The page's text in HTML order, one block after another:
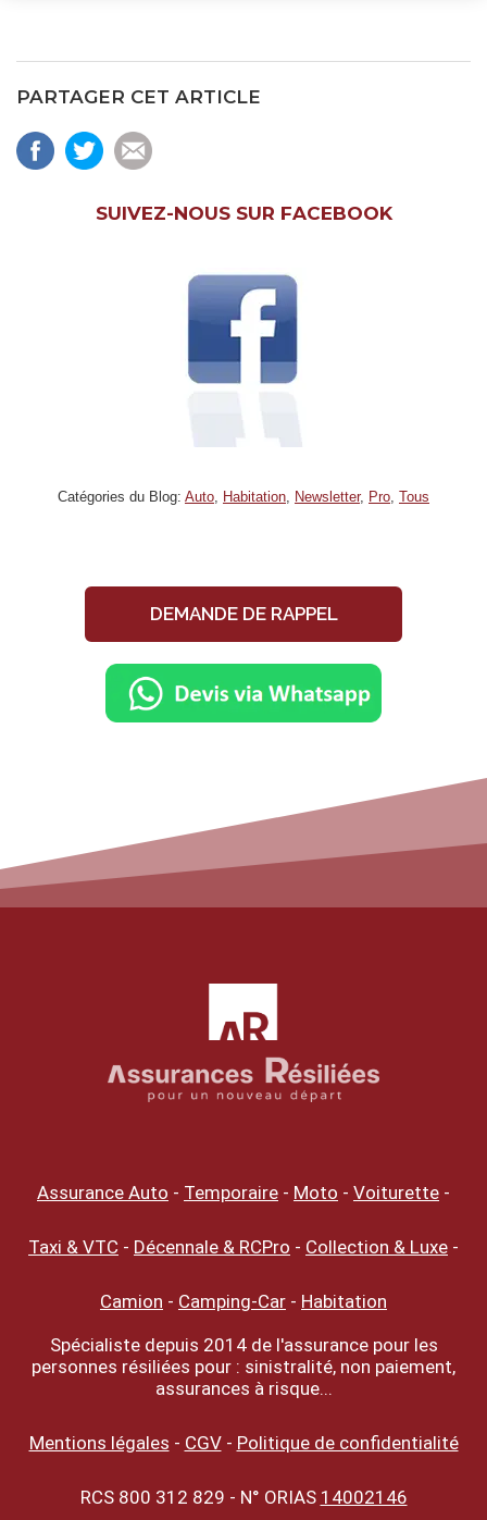
PARTAGER CET ARTICLE
SUIVEZ-NOUS SUR FACEBOOK
Catégories du Blog: Auto, Habitation, Newsletter, Pro, Tous
DEMANDE DE RAPPEL
Assurance Auto - Temporaire - Moto - Voiturette -
Taxi & VTC - Décennale & RCPro - Collection & Luxe -
Camion - Camping-Car - Habitation
Spécialiste depuis 2014 de l'assurance pour les
personnes résiliées pour : sinistralité, non paiement,
assurances à risque...
Mentions légales - CGV- Politique de confidentialité
RCS 800 312 829 - N° ORIAS 14002146